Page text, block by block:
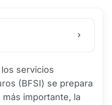
servicios
(BFSI) se prepara
importante, la